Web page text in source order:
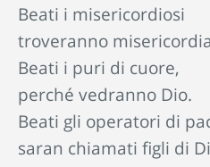
Beati i misericordiosi
troveranno
Beati i puri di cuore,
perché vedranno Dio.
Beati gli operatori di
saran chiamati figli di